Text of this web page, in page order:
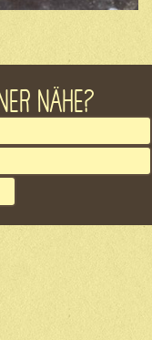
NÄHE?